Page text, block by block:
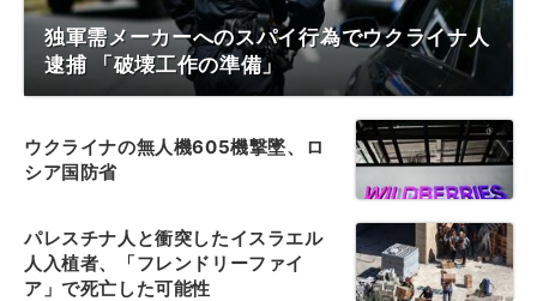
独軍需メーカーへのスパイ行為でウクライナ人
逮捕 「破壊工作の準備」
ウクライナの無人機605機撃墜、ロ
シア国防省
パレスチナ人と衝突したイスラエル
人入植者、「フレンドリーファイ
ア」で死亡した可能性